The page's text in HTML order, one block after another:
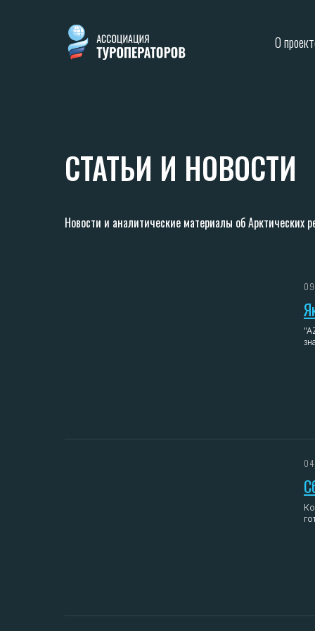
О
СТАТЬИ И НОВОСТИ
Новости и аналитические материалы об Арктических